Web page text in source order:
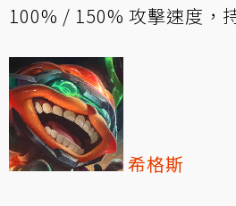
100% / 150% 攻擊速度，
希格斯